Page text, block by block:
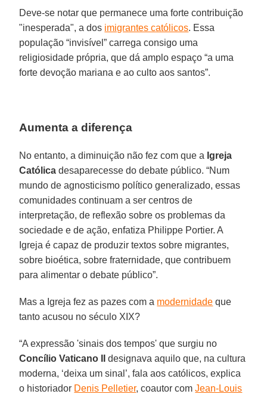
Deve-se notar que permanece uma forte contribuição
"inesperada", a dos imigrantes católicos. Essa
população “invisível” carrega consigo uma
religiosidade própria, que dá amplo espaço “a uma
forte devoção mariana e ao culto aos santos”.
Aumenta a diferença
No entanto, a diminuição não fez com que a Igreja
Católica desaparecesse do debate público. “Num
mundo de agnosticismo político generalizado, essas
comunidades continuam a ser centros de
interpretação, de reflexão sobre os problemas da
sociedade e de ação, enfatiza Philippe Portier. A
Igreja é capaz de produzir textos sobre migrantes,
sobre bioética, sobre fraternidade, que contribuem
para alimentar o debate público”.
Mas a Igreja fez as pazes com a modernidade que
tanto acusou no século XIX?
“A expressão 'sinais dos tempos' que surgiu no
Concílio Vaticano II
designava aquilo que, na cultura
moderna, ‘deixa um sinal’, fala aos católicos, explica
o historiador Denis Pelletier, coautor comJean-Louis